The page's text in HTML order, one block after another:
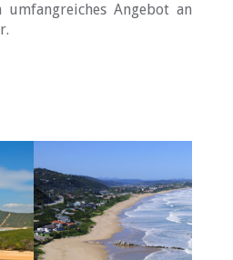
Angebot an